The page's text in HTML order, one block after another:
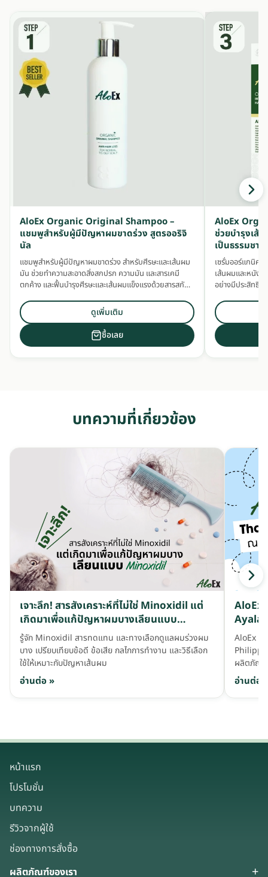
AloEx Organic Original Shampoo –
แชมพูสำหรับผู้มีปัญหาผมขาดร่วง สูตรออริจิ
นัล
แชมพูสำหรับผู้มีปัญหาผมขาดร่วง สำหรับศีรษะและเส้นผม
มัน ช่วยทำความสะอาดสิ่งสกปรก ความมัน และสารเคมี
ตกค้าง และฟื้นบำรุงศีรษะและเส้นผมแข็งแรงด้วยสารสกัด
ดูเพิ่มเติม
ซื้อเลย
AloEx
ช่วยบำรุงเส้
เป็นธรรมชาติ
เซรั่มออร์แกนิค
เส้นผมและหนัง
อย่างมีประสิทธิภ
บทความที่เกี่ยวข้อง
เจาะลึก! สารสังเคราะห์ที่ไม่ใช่ Minoxidil แต่
เกิดมาเพื่อแก้ปัญหาผมบางเลียนแบบ
Minoxidil
รู้จัก Minoxidil สารทดแทน และทางเลือกดูแลผมร่วงผม
บาง เปรียบเทียบข้อดี ข้อเสีย กลไกการทำงาน และวิธีเลือก
ใช้ให้เหมาะกับปัญหาเส้นผม
อ่านต่อ »
AloEx
Ayala
AloEx ร่
ผลิตภัณฑ์
อ่านต่อ
หน้าแรก
โปรโมชั่น
บทความ
รีวิวจากผู้ใช้
ช่องทางการสั่งซื้อ
ผลิตภัณฑ์ของเรา